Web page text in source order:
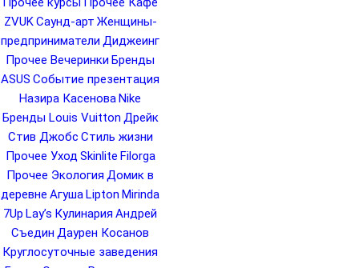
ZVUKСаунд-арт Женщины-
предприниматели Диджеинг
Прочее Вечеринки Бренды
ASUS Событие презентация
Назира Касенова Nike
Бренды Louis Vuitton Дрейк
Стив Джобс Стиль жизни
Прочее Уход Skinlite Filorga
Прочее Экология Домик в
деревне Агуша Lipton Mirinda
7Up Lay’s Кулинария Андрей
Съедин Даурен Косанов
Круглосуточные заведения